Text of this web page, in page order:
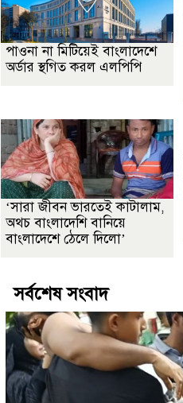
পাওনা না মিটিয়েই বাংলাদেশে
অর্ডার স্থগিত করল এলপিপি
‘সারা জীবন ভারতেই কাটালাম,
অথচ বাংলাদেশি বানিয়ে
বাংলাদেশে ঠেলে দিলো’
সর্বশেষ সংবাদ